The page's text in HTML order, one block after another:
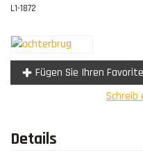
Kontakt
L1-1872
Fügen Sie Ihren
Schreib
Details